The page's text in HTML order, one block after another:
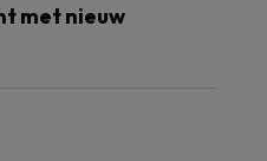
met nieuw